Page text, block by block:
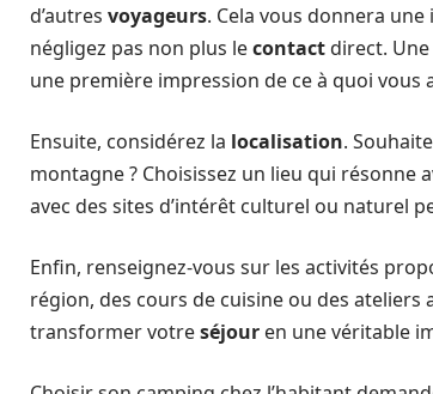
d’autres voyageurs. Cela vous donnera
négligez pas non plus lecontactdirect.
une première impression de ce à quoi vous
Ensuite, considérez la localisation.
montagne ? Choisissez un lieu qui résonne
avec des sites d’intérêt culturel ou naturel
Enfin, renseignez-vous sur les activités
région, des cours de cuisine ou des
transformer votreséjour en une véritable